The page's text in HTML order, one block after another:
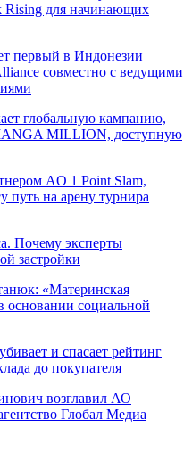
Rising для начинающих
первый в Индонезии
совместно с ведущими
глобальную кампанию,
MILLION, доступную
AO 1 Point Slam,
путь на арену турнира
Почему эксперты
застройки
«Материнская
социальной
и спасает рейтинг
до покупателя
возглавил АО
Глобал Медиа